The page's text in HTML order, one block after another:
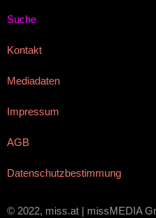
Suche
Kontakt
Mediadaten
Impressum
AGB
Datenschutzbestimmung
© 2022, miss.at | missMEDIA